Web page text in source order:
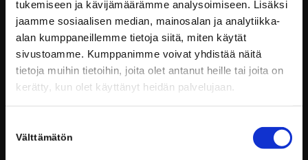
tukemiseen ja kävijämäärämme analysoimiseen. Lisäksi
jaamme sosiaalisen median, mainosalan ja analytiikka-
alan kumppaneillemme tietoja siitä, miten käytät
sivustoamme. Kumppanimme voivat yhdistää näitä
tietoja muihin tietoihin, joita olet antanut heille tai joita on
kerätty, kun olet käyttänyt heidän palvelujaan.
valinta
Välttämätön
Email: info@voionmaanopisto.fi
Henkilökunnan yhteystiedot
Tietosuojaseloste
TYÖKALUJA OPISKELUUN